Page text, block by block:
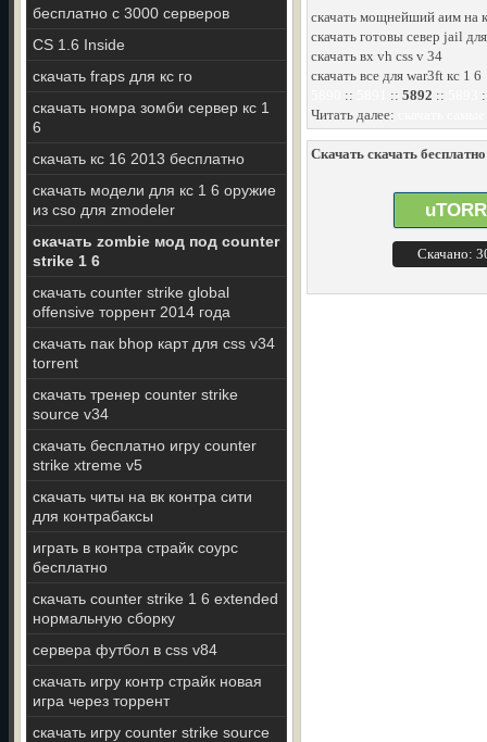
бесплатно c 3000 серверов
CS 1.6 Inside
скачать fraps для кс го
скачать номра зомби сервер кс 1
6
скачать кс 16 2013 бесплатно
скачать модели для кс 1 6 оружие
из cso для zmodeler
скачать zombie мод под counter
strike 1 6
скачать counter strike global
offensive торрент 2014 года
скачать пак bhop карт для css v34
torrent
скачать тренер counter strike
source v34
скачать бесплатно игру counter
strike xtreme v5
скачать читы на вк контра сити
для контрабаксы
играть в контра страйк соурс
бесплатно
скачать counter strike 1 6 extended
нормальную сборку
сервера футбол в css v84
скачать игру контр страйк новая
игра через торрент
скачать игру counter strike source
скачать мощнейший аим на
скачать готовы север jail
скачать вх vh css v 34
скачать все для war3ft кс 1 6
:: :: 5892 ::
Читать далее:
Скачать скачать
Скачано: